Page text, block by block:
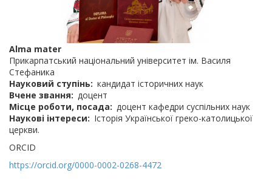
Alma mater
Прикарпатський національний університет ім. Василя
Стефаника
Науковий ступінь
кандидат історичних наук
Вчене звання
доцент
Місце роботи, посада
доцент кафедри суспільних наук
Наукові інтереси
Історія Української греко-католицької
церкви.
ORCID
https://orcid.org/0000-0002-0268-4472